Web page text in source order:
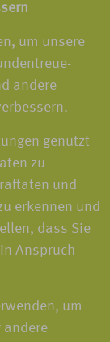
um unsere
andere
genutzt
zu
und
erkennen und
dass Sie
Anspruch
um
andere